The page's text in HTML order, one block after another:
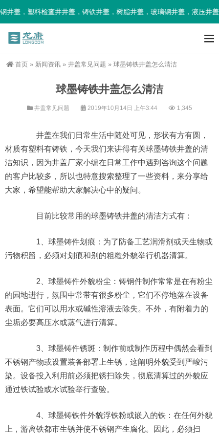
盖，塑料检查井井盖，铸铁井盖，树脂井盖，玻璃钢井盖，液压井
首页 » 新闻资讯 » 井盖常见问题 » 球墨铸铁井盖怎么清洁
球墨铸铁井盖怎么清洁
井盖常见问题 2019年10月14日 上午3:44 1,345
井盖在我们日常生活中随处可见，形状有方有圆，
材质有塑料有铸铁，今天我们来讲得有关球墨铸铁井盖的清
洁知识，因为井盖厂家小编在日常工作中遇到咨询这个问题
的客户比较多，所以也特意搜索整理了一些资料，来分享给
大家，希望能帮助大家解决心中的疑问。
目前比较常用的球墨铸铁井盖的清洁方式有：
1、球墨铸件划痕：为了防备工艺润滑剂或天生物或
污物积留，必须对划痕和别的粗糙外貌举行机器清算。
2、球墨铸件外貌粉尘：铸钢件制作常常是在有粉尘
的园地进行，氛围中常带有很多粉尘，它们不停地落在设备
表面。它们可以用水或碱性溶液去除失。不外，有附着力的
尘垢必要高压水或蒸气进行清算。
3、球墨铸件锈斑：制作前或制作历程中偶然会看到
不锈钢产物或设置装备部署上生锈，这阐明外貌受到严峻污
染。设备投入利用前必须把锈扫除失，彻底清算过的外貌应
通过铁试验或水试验举行查验。
4、球墨铸铁件外貌浮铁粉或嵌入的铁：在任何外貌
上，游离铁都市生锈并使不锈钢产生腐化。因此，必须扫